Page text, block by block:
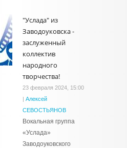
"Услада" из
Заводоуковска -
заслуженный
коллектив
народного
творчества!
23 февраля 2024, 15:00
| Алексей
СЕВОСТЬЯНОВ
Вокальная группа
«Услада»
Заводоуковского